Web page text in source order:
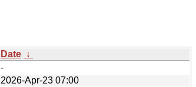
Date ↓
-
2026-Apr-23 07:00